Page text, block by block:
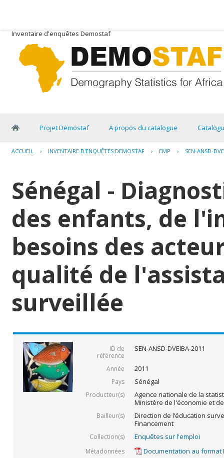
Inventaire d'enquêtes Demostaf
Projet Demostaf A propos du catalogue
ACCUEIL › INVENTAIRE D'ENQUÊTES DEMOSTAF › EMP › SEN-ANSD-
Sénégal -
des enfants, de
besoins des
qualité de
surveillée
ID de
référence
SEN-ANSD-DVEIBA-2011
Année 2011
Pays Sénégal
Producteur(s)
Agence nationale de la
Ministère de l'économie et
Bailleur(s)
Direction de l’éducation
Financement
Collection(s) Enquêtes sur l'emploi
Métadonnées Documentation au format